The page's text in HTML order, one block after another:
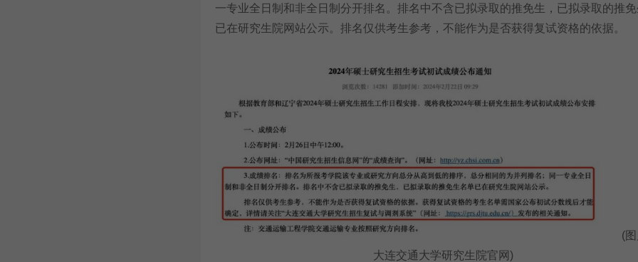
一专业全日制和非全日制分开排名。排名中不含已拟录取的推免生，已拟录取的推
已在研究生院网站公示。排名仅供考生参考，不能作为是否获得复试资格的依据。
(图
大连交通大学研究生院官网)